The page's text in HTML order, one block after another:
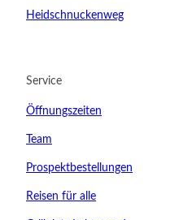
Kinder
Heidschnuckenweg
Service
Öffnungszeiten
Team
Prospektbestellungen
Reisen für alle